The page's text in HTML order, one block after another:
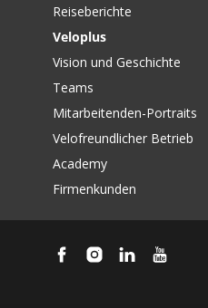
Reiseberichte
Veloplus
Vision und Geschichte
Teams
Mitarbeitenden-Portraits
Velofreundlicher Betrieb
Academy
Firmenkunden